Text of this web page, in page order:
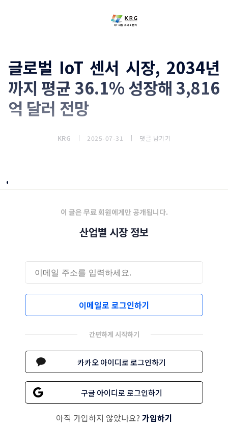
글로벌 IoT 센서 시장, 2034년
까지 평균 36.1% 성장해 3,816
억 달러 전망
KRG 2025-07-31 댓글 남기기
이 글은 무료 회원에게만 공개됩니다.
산업별 시장 정보
이메일로 로그인하기
간편하게 시작하기
카카오 아이디로 로그인하기
구글 아이디로 로그인하기
아직 가입하지 않았나요? 가입하기